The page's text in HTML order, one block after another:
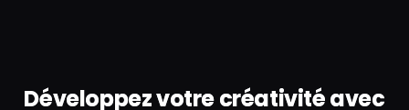
Développez votre créativité avec